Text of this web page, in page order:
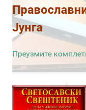
Јунга
Преузмите